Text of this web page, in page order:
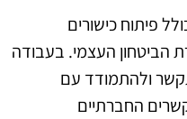
פיתוח כישורים
הביטחון העצמי. בעבודה
ולהתמודד עם
החברתיים